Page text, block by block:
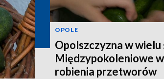
OPOLE
Opolszczyzna w wielu
Międzypokoleniowe
robienia przetworów